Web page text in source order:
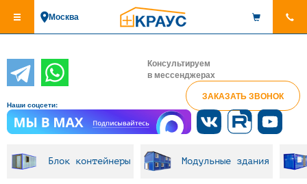
основному
Москва
Консультируем
в мессенджерах
ЗАКАЗАТЬ ЗВОНОК
Наши соцсети:
Блок контейнеры Модульные здания